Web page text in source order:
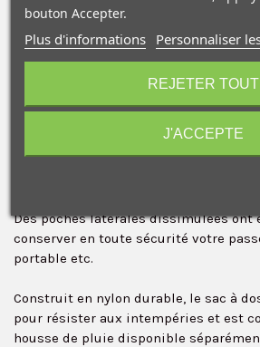
Pour encore plus de polyvalence, des
peuvent être intégrer à l'intérieur de
transporter et de ranger en toute
Un compartiment arrière permet de
portable 15" et une tablette 9,5".
Des poches latérales dissimulées ont
conserver en toute sécurité votre
portable etc.
Construit en nylon durable, le sac à
pour résister aux intempéries et est
housse de pluie disponible
bouton Accepter.
Plus d'informations Personnaliser
REJETER TOUT
J'ACCEPTE
10€ OFFERTS
premier
J'accepte de recevoir des SMS de la
Obtenir mon code